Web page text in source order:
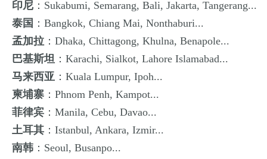
印尼 ：Sukabumi, Semarang, Bali, Jakarta, Tangerang...
泰国 ：Bangkok, Chiang Mai, Nonthaburi...
孟加拉 ：Dhaka, Chittagong, Khulna, Benapole...
巴基斯坦 ：Karachi, Sialkot, Lahore Islamabad...
马来西亚 ：Kuala Lumpur, Ipoh...
柬埔寨 ：Phnom Penh, Kampot...
菲律宾 ：Manila, Cebu, Davao...
土耳其 ：Istanbul, Ankara, Izmir...
南韩 ：Seoul, Busanpo...